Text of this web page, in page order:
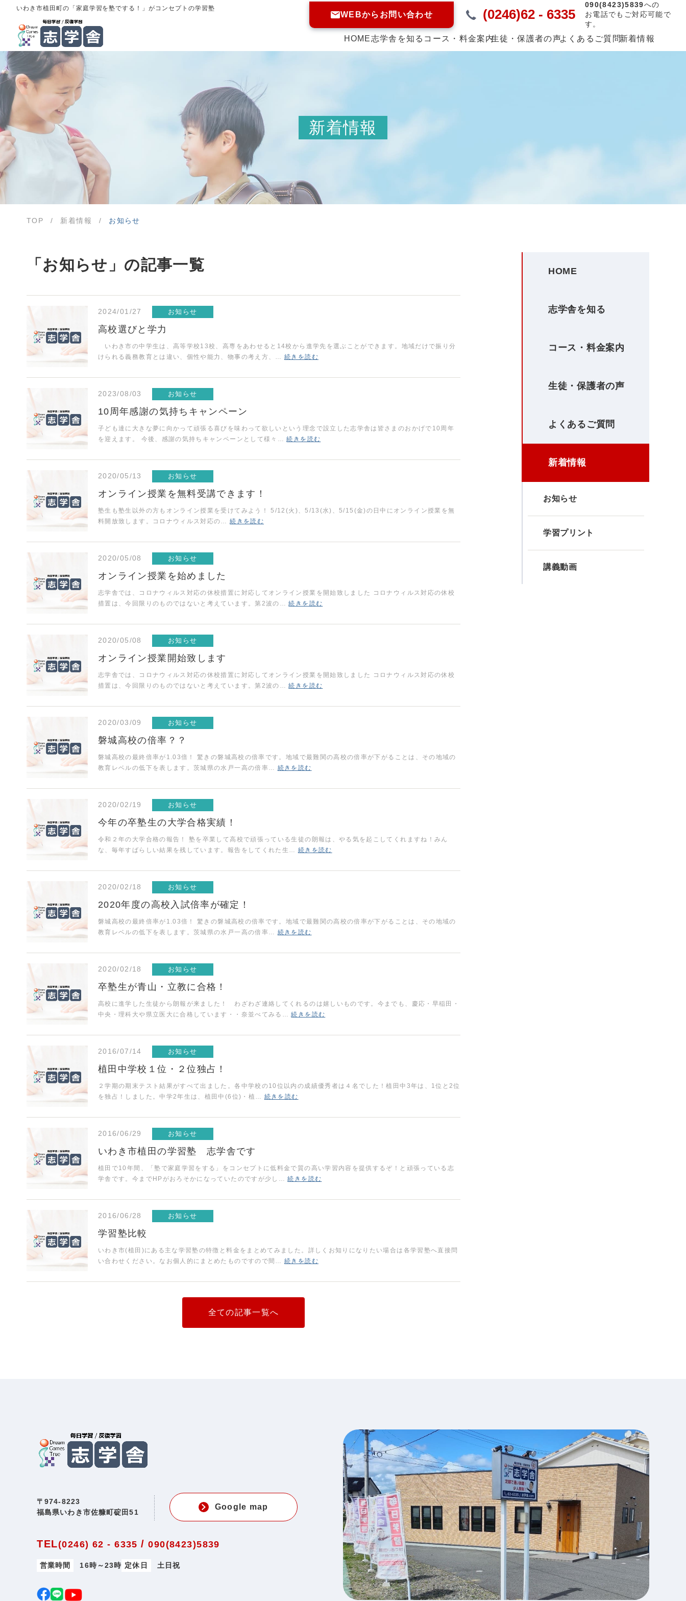
いわき市植田町の「家庭学習を塾でする！」がコンセプトの学習塾
HOME志学舎を知る コース・料金案内生徒・保護者の声よくあるご質問新着情報
WEBからお問い合わせ (0246)62 - 6335
090(8423)5839への
お電話でもご対応可能で
す。
新着情報
TOP / 新着情報 / お知らせ
「お知らせ」の記事一覧
2024/01/27 お知らせ
高校選びと学力
いわき市の中学生は、高等学校13校、高専をあわせると14校から進学先を選ぶことができます。地域だけで振り分
けられる義務教育とは違い、個性や能力、物事の考え方、…続きを読む
2023/08/03 お知らせ
10周年感謝の気持ちキャンペーン
子ども達に大きな夢に向かって頑張る喜びを味わって欲しいという理念で設立した志学舎は皆さまのおかげで10周年
を迎えます。 今後、感謝の気持ちキャンペーンとして様々…続きを読む
2020/05/13 お知らせ
オンライン授業を無料受講できます！
塾生も塾生以外の方もオンライン授業を受けてみよう！ 5/12(火)、5/13(水)、5/15(金)の日中にオンライン授業を無
料開放致します。コロナウィルス対応の…続きを読む
2020/05/08 お知らせ
オンライン授業を始めました
志学舎では、コロナウィルス対応の休校措置に対応してオンライン授業を開始致しました コロナウィルス対応の休校
措置は、今回限りのものではないと考えています。第2波の…続きを読む
2020/05/08 お知らせ
オンライン授業開始致します
志学舎では、コロナウィルス対応の休校措置に対応してオンライン授業を開始致しました コロナウィルス対応の休校
措置は、今回限りのものではないと考えています。第2波の…続きを読む
2020/03/09 お知らせ
磐城高校の倍率？？
磐城高校の最終倍率が1.03倍！ 驚きの磐城高校の倍率です。地域で最難関の高校の倍率が下がることは、その地域の
教育レベルの低下を表します。茨城県の水戸一高の倍率… 続きを読む
2020/02/19 お知らせ
今年の卒塾生の大学合格実績！
令和２年の大学合格の報告！ 塾を卒業して高校で頑張っている生徒の朗報は、やる気を起こしてくれますね！みん
な、毎年すばらしい結果を残しています。報告をしてくれた生… 続きを読む
2020/02/18 お知らせ
2020年度の高校入試倍率が確定！
磐城高校の最終倍率が1.03倍！ 驚きの磐城高校の倍率です。地域で最難関の高校の倍率が下がることは、その地域の
教育レベルの低下を表します。茨城県の水戸一高の倍率… 続きを読む
2020/02/18 お知らせ
卒塾生が青山・立教に合格！
高校に進学した生徒から朗報が来ました！ わざわざ連絡してくれるのは嬉しいものです。今までも、慶応・早稲田・
中央・理科大や県立医大に合格しています・・奈並べてみる…続きを読む
2016/07/14 お知らせ
植田中学校１位・２位独占！
２学期の期末テスト結果がすべて出ました。各中学校の10位以内の成績優秀者は４名でした！植田中3年は、1位と2位
を独占！しました。中学2年生は、植田中(6位)・植… 続きを読む
2016/06/29 お知らせ
いわき市植田の学習塾 志学舎です
植田で10年間、「塾で家庭学習をする」をコンセプトに低料金で質の高い学習内容を提供するぞ！と頑張っている志
学舎です。今までHPがおろそかになっていたのですが少し…続きを読む
2016/06/28 お知らせ
学習塾比較
いわき市(植田)にある主な学習塾の特徴と料金をまとめてみました。詳しくお知りになりたい場合は各学習塾へ直接問
い合わせください。なお個人的にまとめたものですので間…続きを読む
全ての記事一覧へ
HOME
志学舎を知る
コース・料金案内
生徒・保護者の声
よくあるご質問
新着情報
お知らせ
学習プリント
講義動画
〒974-8223
福島県いわき市佐糠町碇田51
Google map
TEL(0246) 62 - 6335 / 090(8423)5839
営業時間 16時～23時 定休日 土日祝